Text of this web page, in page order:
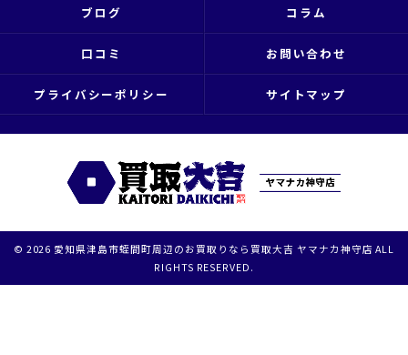
ブログ コラム
口コミ お問い合わせ
プライバシーポリシー サイトマップ
© 2026 愛知県津島市蛭間町周辺のお買取りなら買取大吉 ヤマナカ神守店 ALL
RIGHTS RESERVED.